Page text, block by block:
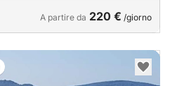
A partire da 220 € /giorno